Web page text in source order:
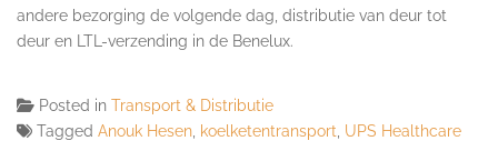
andere bezorging de volgende dag, distributie van deur tot
deur en LTL-verzending in de Benelux.
Posted in Transport & Distributie
Tagged Anouk Hesen koelketentransport UPS Healthcare